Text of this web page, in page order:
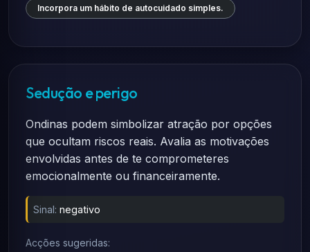
Incorpora um hábito de autocuidado simples.
Sedução e perigo
Ondinas podem simbolizar atração por opções
que ocultam riscos reais. Avalia as motivações
envolvidas antes de te comprometeres
emocionalmente ou financeiramente.
Sinal: negativo
Acções sugeridas: